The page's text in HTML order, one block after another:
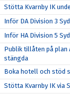
Stötta Kvarnby IK
Inför DA Division 3
Inför HA Division 5
Publik tillåten på
stängda
Boka hotell och stöd
Stötta Kvarnby IK via